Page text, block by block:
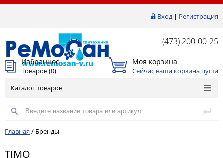
Вход| Регистрация
(473) 200-00-25
Избранное
Товаров (0)
Моя корзина
Сейчас ваша корзина пуста
Каталог товаров
Главная / Бренды
TIMO